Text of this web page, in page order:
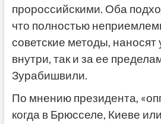
пророссийскими. Оба
что полностью
советские методы, наносят
внутри, так и за ее
Зурабишвили.
По мнению президента,
когда в Брюсселе, Киеве